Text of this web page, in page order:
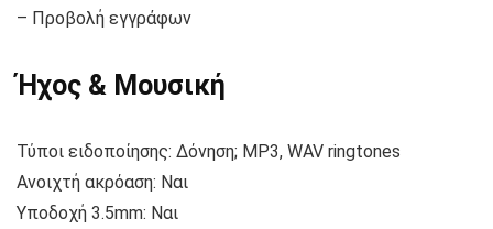
– Προβολή εγγράφων
Ήχος & Μουσική
Τύποι ειδοποίησης: Δόνηση; MP3, WAV ringtones
Ανοιχτή ακρόαση: Ναι
Υποδοχή 3.5mm: Ναι